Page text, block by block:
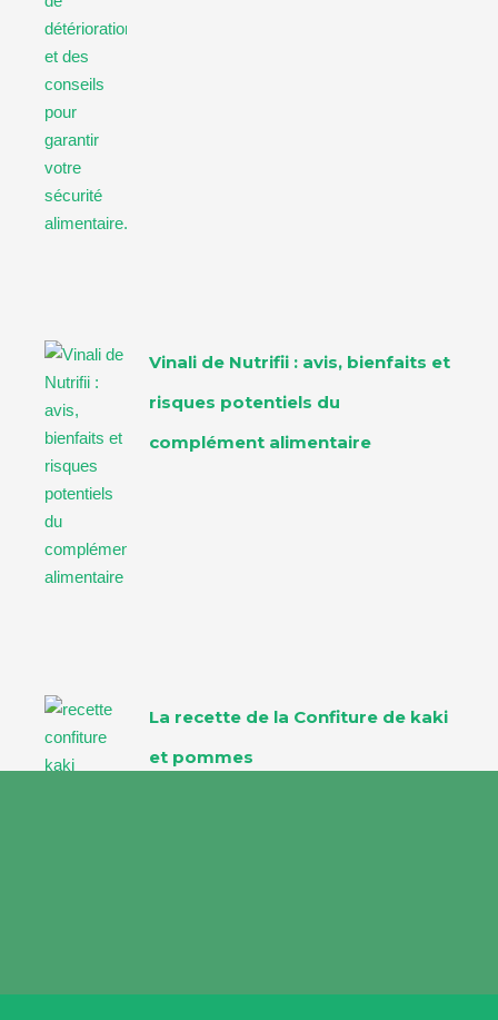
Vinali de Nutrifii : avis, bienfaits et
risques potentiels du
complément alimentaire
La recette de la Confiture de kaki
et pommes